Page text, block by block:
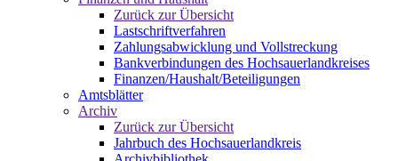
Zurück zur Übersicht
Lastschriftverfahren
Zahlungsabwicklung und Vollstreckung
Bankverbindungen des Hochsauerlandkreises
Finanzen/Haushalt/Beteiligungen
Amtsblätter
Archiv
Zurück zur Übersicht
Jahrbuch des Hochsauerlandkreis